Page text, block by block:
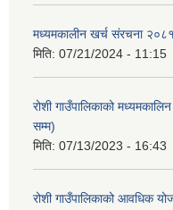
मध्यमकालीन खर्च संरचना
मिति: 07/21/2024 - 11:15
रोशी गाउँपालिकाको
सम्म)
मिति: 07/13/2023 - 16:43
रोशी गाउँपालिकाको आवधिक